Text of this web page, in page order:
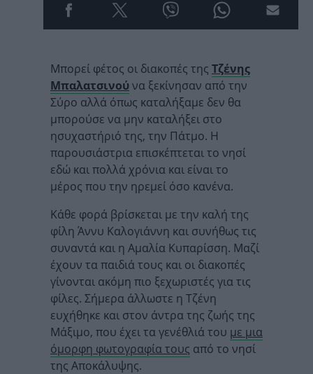
Mπορεί φέτος οι διακοπές της Τζένης
Μπαλατσινούνα ξεκίνησαν από την
Σύρο αλλά όπως καταλήξαμε δεν θα
μπορούσε να μην καταλήξει στο
ησυχαστήριό της, την Πάτμο. Η
παρουσιάστρια επισκέπτεται το νησί
εδώ και πολλά χρόνια και είναι το
μέρος που την ηρεμεί όσο κανένα.
Κάθε φορά βρίσκεται με την καλή της
φίλη Άννυ Καλογιάννη και συνήθως τις
συναντά και η Αμαλία Κυπαρίσση. Μαζί
έχουν τα παιδιά τους και οι διακοπές
γίνονται ακόμη πιο ξεχωριστές για τις
φίλες. Σήμερα άλλωστε η Τζένη
ευχήθηκε και στον άντρα της ζωής της
Μάξιμο, που έχει τα γενέθλιά του με μια
όμορφη φωτογραφία τους από το νησί
της Αποκάλυψης.